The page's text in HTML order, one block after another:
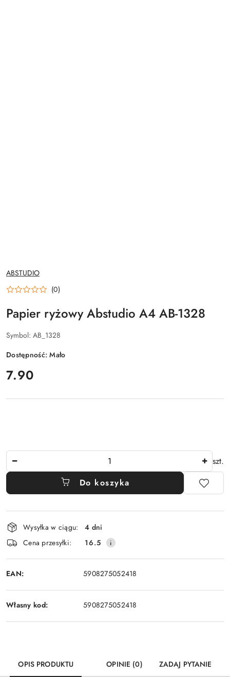
NAZWA
PRODUCENTA:
ABSTUDIO
(0)
Papier ryżowy Abstudio A4 AB-1328
Symbol: AB_1328
Dostępność:Mało
cena:
7.90
szt.
Do koszyka
Dostępność
i
dostawa
Wysyłka w ciągu:
4 dni
Cena przesyłki:
16.5
EAN: 5908275052418
Własny kod: 5908275052418
OPIS PRODUKTU OPINIE (0) ZADAJ PYTANIE